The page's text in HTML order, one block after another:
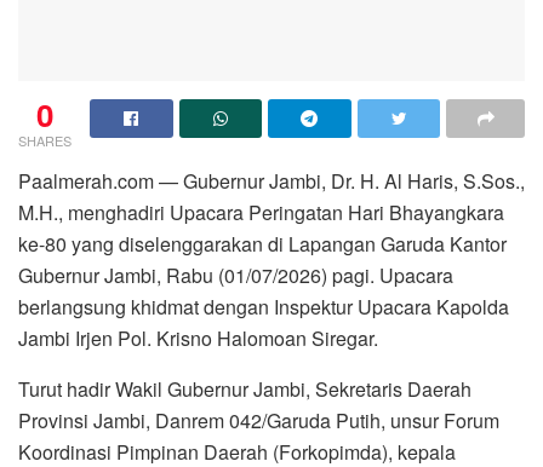
0
SHARES
Paalmerah.com — Gubernur Jambi, Dr. H. Al Haris, S.Sos.,
M.H., menghadiri Upacara Peringatan Hari Bhayangkara
ke-80 yang diselenggarakan di Lapangan Garuda Kantor
Gubernur Jambi, Rabu (01/07/2026) pagi. Upacara
berlangsung khidmat dengan Inspektur Upacara Kapolda
Jambi Irjen Pol. Krisno Halomoan Siregar.
Turut hadir Wakil Gubernur Jambi, Sekretaris Daerah
Provinsi Jambi, Danrem 042/Garuda Putih, unsur Forum
Koordinasi Pimpinan Daerah (Forkopimda), kepala